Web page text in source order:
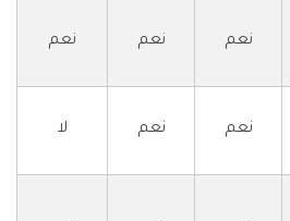
نعم نعم نعم
نعم نعم لا